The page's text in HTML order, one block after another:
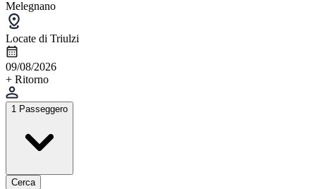
Melegnano
Locate di Triulzi
09/08/2026
+ Ritorno
1 Passeggero
Cerca